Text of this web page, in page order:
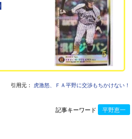
引用元： 虎激怒、ＦＡ平野に交渉もちかけない！
記事キーワード 平野恵一